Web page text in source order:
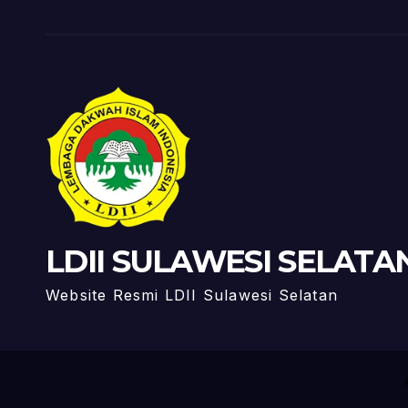
LDII SULAWESI
Website Resmi LDII Sulawesi Selatan